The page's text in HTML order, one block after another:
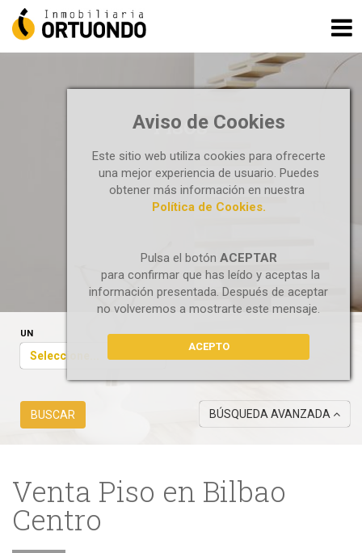
Aviso de Cookies
Este sitio web utiliza cookies para ofrecerte
una mejor experiencia de usuario. Puedes
obtener más información en nuestra
Política de Cookies.
Pulsa el botón ACEPTAR
para confirmar que has leído y aceptas la
información presentada. Después de aceptar
no volveremos a mostrarte este mensaje.
ACEPTO
PISOS
UN
Seleccione...
BUSCAR BÚSQUEDA AVANZADA
Venta Piso en Bilbao
Centro